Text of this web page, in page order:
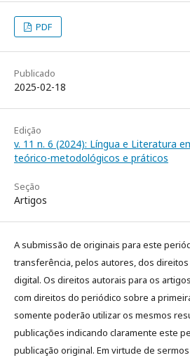
PDF
Publicado
2025-02-18
Edição
v. 11 n. 6 (2024): Língua e Literatura
teórico-metodológicos e práticos
Seção
Artigos
A submissão de originais para este
transferência, pelos autores, dos
digital. Os direitos autorais para os
com direitos do periódico sobre a
somente poderão utilizar os mesmos
publicações indicando claramente este
publicação original. Em virtude de